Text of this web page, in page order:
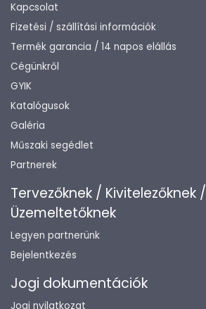
Kapcsolat
Fizetési / szállítási információk
Termék garancia / 14 napos elállás
Cégünkről
GYIK
Katalógusok
Galéria
Műszaki segédlet
Partnerek
Tervezőknek / Kivitelezőknek /
Üzemeltetőknek
Legyen partnerünk
Bejelentkezés
Jogi dokumentációk
Jogi nyilatkozat